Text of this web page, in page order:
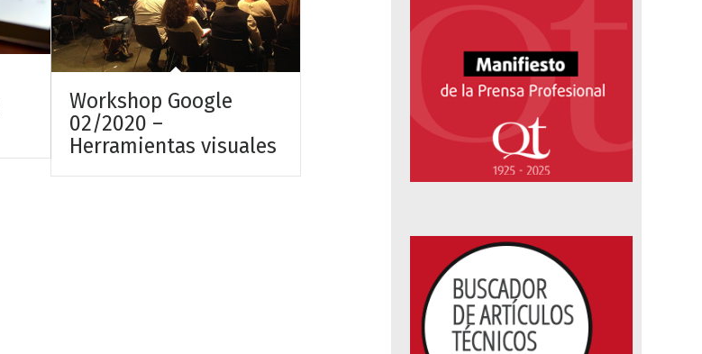
Workshop Google
02/2020 –
Herramientas visuales